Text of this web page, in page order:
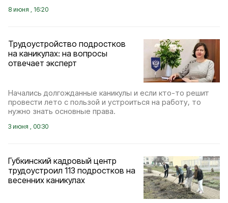
8 июня , 16:20
Трудоустройство подростков
на каникулах: на вопросы
отвечает эксперт
Начались долгожданные каникулы и если кто-то решит
провести лето с пользой и устроиться на работу, то
нужно знать основные права.
3 июня , 00:30
Губкинский кадровый центр
трудоустроил 113 подростков на
весенних каникулах